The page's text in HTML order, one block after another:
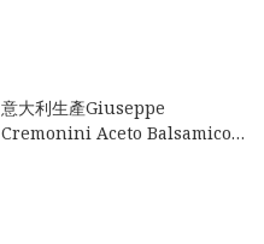
意大利生產Giuseppe
Cremonini Aceto Balsamico